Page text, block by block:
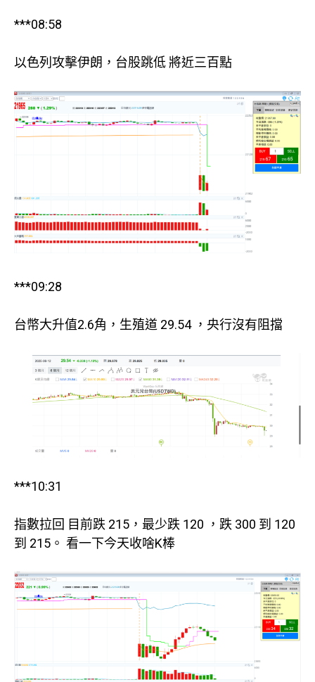
***08:58
以色列攻擊伊朗，台股跳低 將近三百點
***09:28
台幣大升值2.6角，生殖道 29.54 ，央行沒有阻擋
***10:31
指數拉回 目前跌 215，最少跌 120 ，跌 300 到 120
到 215。 看一下今天收啥K棒